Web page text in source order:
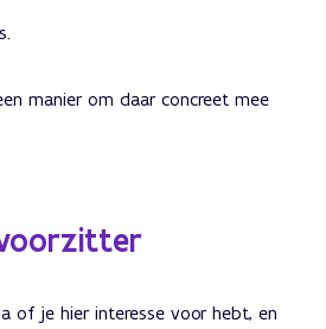
manier om daar concreet mee
of je hier interesse voor hebt, en